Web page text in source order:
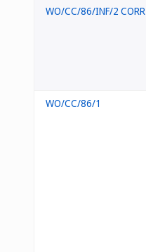
WO/CC/86/INF/2 CORR
WO/CC/86/1